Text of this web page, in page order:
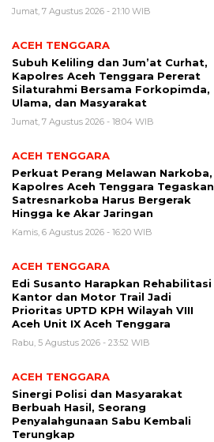
Jumat, 7 Agustus 2026 - 21:10 WIB
ACEH TENGGARA
Subuh Keliling dan Jum’at Curhat,
Kapolres Aceh Tenggara Pererat
Silaturahmi Bersama Forkopimda,
Ulama, dan Masyarakat
Jumat, 7 Agustus 2026 - 18:04 WIB
ACEH TENGGARA
Perkuat Perang Melawan Narkoba,
Kapolres Aceh Tenggara Tegaskan
Satresnarkoba Harus Bergerak
Hingga ke Akar Jaringan
Kamis, 6 Agustus 2026 - 16:20 WIB
ACEH TENGGARA
Edi Susanto Harapkan Rehabilitasi
Kantor dan Motor Trail Jadi
Prioritas UPTD KPH Wilayah VIII
Aceh Unit IX Aceh Tenggara
Rabu, 5 Agustus 2026 - 23:52 WIB
ACEH TENGGARA
Sinergi Polisi dan Masyarakat
Berbuah Hasil, Seorang
Penyalahgunaan Sabu Kembali
Terungkap